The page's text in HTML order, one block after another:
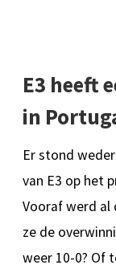
E3 heeft
in
Er stond
van E3 op het
Vooraf werd al
ze de
weer 10-0? Of